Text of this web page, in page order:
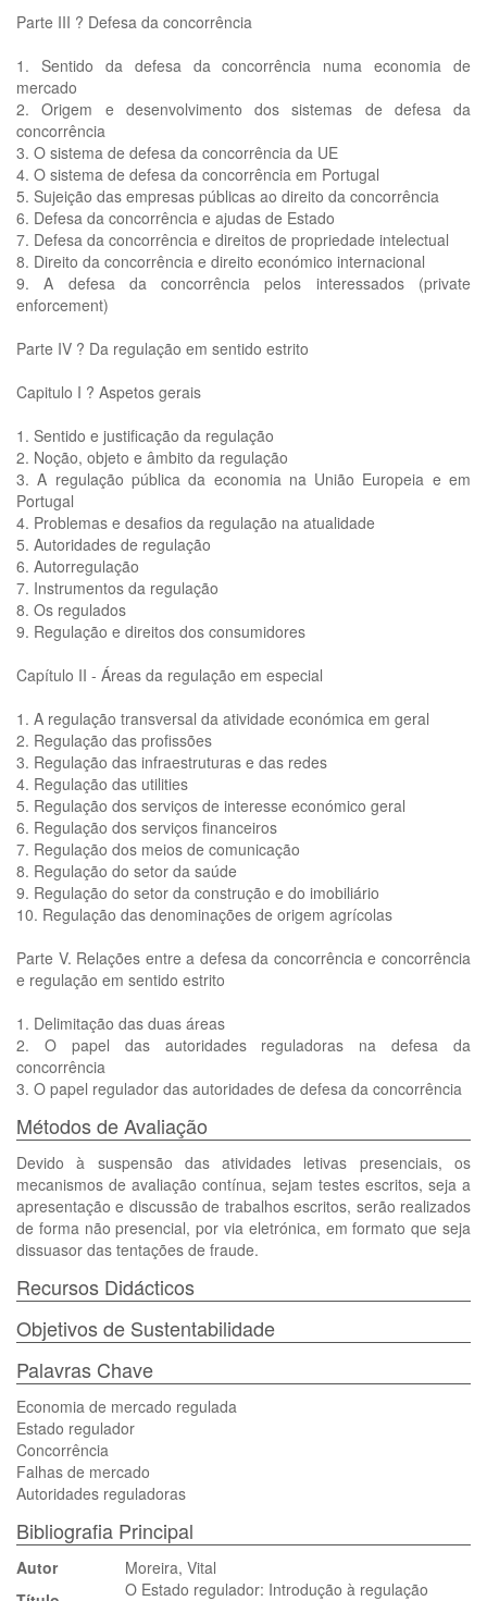
Parte III ? Defesa da concorrência
1. Sentido da defesa da concorrência numa economia de
mercado
2. Origem e desenvolvimento dos sistemas de defesa da
concorrência
3. O sistema de defesa da concorrência da UE
4. O sistema de defesa da concorrência em Portugal
5. Sujeição das empresas públicas ao direito da concorrência
6. Defesa da concorrência e ajudas de Estado
7. Defesa da concorrência e direitos de propriedade intelectual
8. Direito da concorrência e direito económico internacional
9. A defesa da concorrência pelos interessados (private
enforcement)
Parte IV ? Da regulação em sentido estrito
Capitulo I ? Aspetos gerais
1. Sentido e justificação da regulação
2. Noção, objeto e âmbito da regulação
3. A regulação pública da economia na União Europeia e em
Portugal
4. Problemas e desafios da regulação na atualidade
5. Autoridades de regulação
6. Autorregulação
7. Instrumentos da regulação
8. Os regulados
9. Regulação e direitos dos consumidores
Capítulo II - Áreas da regulação em especial
1. A regulação transversal da atividade económica em geral
2. Regulação das profissões
3. Regulação das infraestruturas e das redes
4. Regulação das utilities
5. Regulação dos serviços de interesse económico geral
6. Regulação dos serviços financeiros
7. Regulação dos meios de comunicação
8. Regulação do setor da saúde
9. Regulação do setor da construção e do imobiliário
10. Regulação das denominações de origem agrícolas
Parte V. Relações entre a defesa da concorrência e concorrência
e regulação em sentido estrito
1. Delimitação das duas áreas
2. O papel das autoridades reguladoras na defesa da
concorrência
3. O papel regulador das autoridades de defesa da concorrência
Métodos de Avaliação
Devido à suspensão das atividades letivas presenciais, os
mecanismos de avaliação contínua, sejam testes escritos, seja a
apresentação e discussão de trabalhos escritos, serão realizados
de forma não presencial, por via eletrónica, em formato que seja
dissuasor das tentações de fraude.
Recursos Didácticos
Objetivos de Sustentabilidade
Palavras Chave
Economia de mercado regulada
Estado regulador
Concorrência
Falhas de mercado
Autoridades reguladoras
Bibliografia Principal
Autor
Moreira, Vital
O Estado regulador: Introdução à regulação